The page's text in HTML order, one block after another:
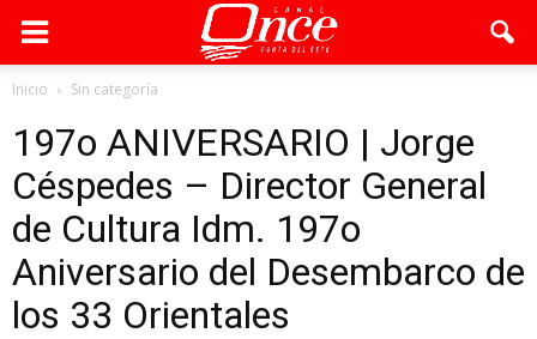
Inicio Sin categoría
197o ANIVERSARIO | Jorge
Céspedes – Director General
de Cultura Idm. 197o
Aniversario del Desembarco de
los 33 Orientales